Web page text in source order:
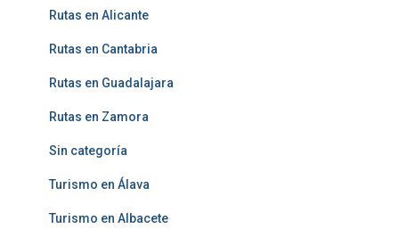
Rutas en Alicante
Rutas en Cantabria
Rutas en Guadalajara
Rutas en Zamora
Sin categoría
Turismo en Álava
Turismo en Albacete